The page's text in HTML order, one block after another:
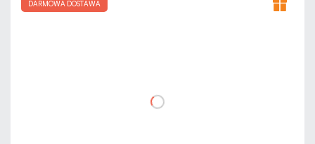
DARMOWA DOSTAWA